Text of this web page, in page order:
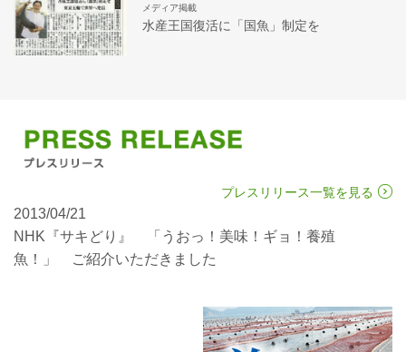
メディア掲載
水産王国復活に「国魚」制定を
プレスリリース一覧を見る
2013/04/21
NHK『サキどり』 「うおっ！美味！ギョ！養殖
魚！」 ご紹介いただきました